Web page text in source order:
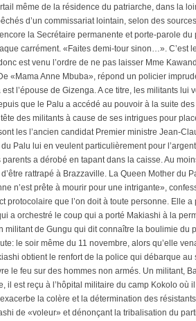
même de la résidence du patriarche, dans la
d’un commissariat lointain, selon des
la Secrétaire permanente et porte-parole
carrément. «Faites demi-tour sinon…». C’est
est venu l’ordre de ne pas laisser Mme
«Mama Anne Mbuba», répond un policier
l’épouse de Gizenga. A ce titre, les militants lui
que le Palu a accédé au pouvoir à la suite
des militants à cause de ses intrigues pour
les l’ancien candidat Premier ministre Jean-
du Palu lui en veulent particulièrement pour
parents a dérobé en tapant dans la caisse. Au
rattrapé à Brazzaville. La Queen Mother du
n’est prête à mourir pour une intrigante»,
protocolaire que l’on doit à toute personne. Elle a
a orchestré le coup qui a porté Makiashi à la
militant de Gungu qui dit connaître la boulimie du
le soir même du 11 novembre, alors qu’elle
obtient le renfort de la police qui débarque
le feu sur des hommes non armés. Un militant,
il est reçu à l’hôpital militaire du camp Kokolo où
la colère et la détermination des
de «voleur» et dénonçant la tribalisation du